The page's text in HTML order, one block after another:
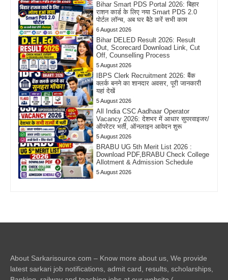
Bihar Smart PDS Portal 2026: बिहार
राशन कार्ड के लिए नया Smart PDS 2.0
पोर्टल लॉन्च, अब घर बैठे करें सभी काम
6 August 2026
Bihar DELED Result 2026: Result
Out, Scorecard Download Link, Cut
Off, Counselling Process
5 August 2026
IBPS Clerk Recruitment 2026: बैंक
क्लर्क बनने का शानदार अवसर, पूरी जानकारी
यहां देखें
5 August 2026
All India CSC Aadhaar Operator
Vacancy 2026: देशभर में आधार सुपरवाइजर/
ऑपरेटर भर्ती, ऑनलाइन आवेदन शुरू
5 August 2026
BRABU UG 5th Merit List 2026 :
Download PDF,BRABU Check College
Allotment & Admission Schedule
5 August 2026
About Sarkarisource.com – Know more about us, We provide
latest sarkari job notifications, admit card, results, scholarships,